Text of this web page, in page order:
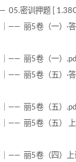
密训押题 [
丽5卷（一）·答
丽5卷（一）.pdf
丽5卷（五）·答
丽5卷（五）.pdf
丽5卷（五） 上
丽5卷（四）上课